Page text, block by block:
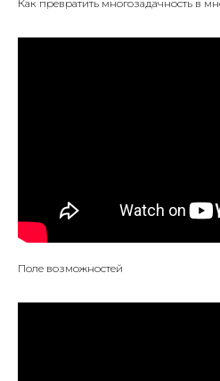
Как превратить многозадачность в
Поле возможностей